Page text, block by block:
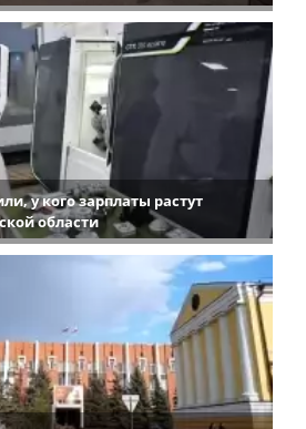
у кого зарплаты растут
области